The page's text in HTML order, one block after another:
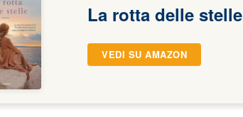
La rotta delle stelle
VEDI SU AMAZON